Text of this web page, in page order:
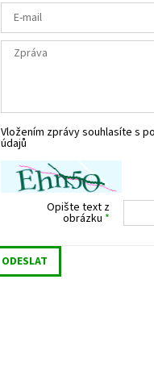
Vložením zprávy souhlasíte s
údajů
Opište text z
obrázku